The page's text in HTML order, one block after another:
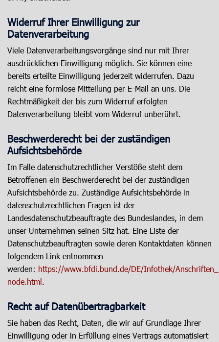
Widerruf Ihrer Einwilligung zur
Datenverarbeitung
Viele Datenverarbeitungsvorgänge sind nur mit Ihrer
ausdrücklichen Einwilligung möglich. Sie können eine
bereits erteilte Einwilligung jederzeit widerrufen. Dazu
reicht eine formlose Mitteilung per E-Mail an uns. Die
Rechtmäßigkeit der bis zum Widerruf erfolgten
Datenverarbeitung bleibt vom Widerruf unberührt.
Beschwerderecht bei der zuständigen
Aufsichtsbehörde
Im Falle datenschutzrechtlicher Verstöße steht dem
Betroffenen ein Beschwerderecht bei der zuständigen
Aufsichtsbehörde zu. Zuständige Aufsichtsbehörde in
datenschutzrechtlichen Fragen ist der
Landesdatenschutzbeauftragte des Bundeslandes, in dem
unser Unternehmen seinen Sitz hat. Eine Liste der
Datenschutzbeauftragten sowie deren Kontaktdaten können
folgendem Link entnommen
werden: https://www.bfdi.bund.de/DE/Infothek/
node.html.
Recht auf Datenübertragbarkeit
Sie haben das Recht, Daten, die wir auf Grundlage Ihrer
Einwilligung oder in Erfüllung eines Vertrags automatisiert